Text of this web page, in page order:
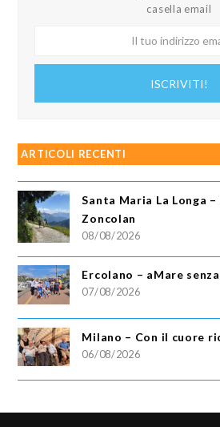
casella email
ISCRIVITI!
ARTICOLI RECENTI
Santa Maria La Longa
Zoncolan
08/08/2026
Ercolano – aMare
07/08/2026
Milano – Con il cuore
06/08/2026